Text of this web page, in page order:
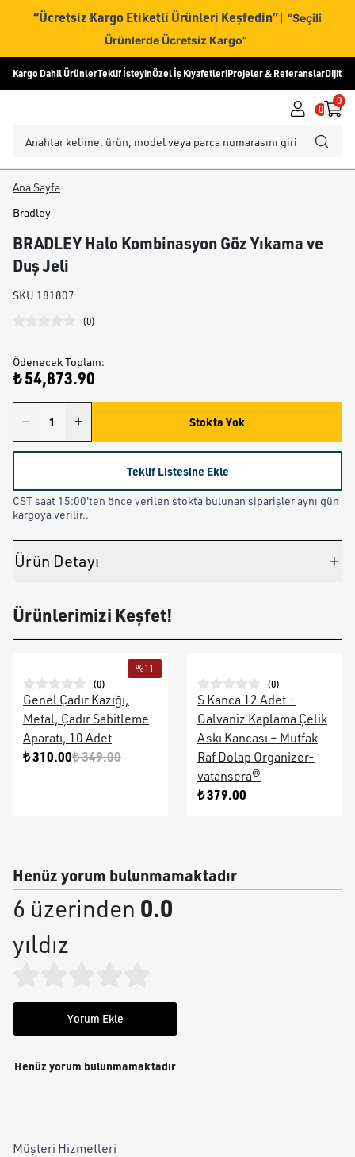
“Ücretsiz Kargo Etiketli Ürünleri Keşfedin” | “Seçili
Ürünlerde Ücretsiz Kargo”
Kargo Dahil ÜrünlerTeklif İsteyinÖzel İş KıyafetleriProjeler & ReferanslarDijital
0
0
Ana Sayfa
Bradley
BRADLEY Halo Kombinasyon Göz Yıkama ve
Duş Jeli
SKU 181807
(0)
Ödenecek Toplam:
₺ 54,873.90
Stokta Yok
Teklif Listesine Ekle
CST saat 15:00'ten önce verilen stokta bulunan siparişler aynı gün
kargoya verilir..
Ürün Detayı
Ürünlerimizi Keşfet!
%11
(0)
Genel Çadır Kazığı,
Metal, Çadır Sabitleme
Aparatı, 10 Adet
₺ 310.00₺ 349.00
(0)
S Kanca 12 Adet –
Galvaniz Kaplama Çelik
Askı Kancası – Mutfak
Raf Dolap Organizer-
vatansera®
₺ 379.00
Henüz yorum bulunmamaktadır
6 üzerinden 0.0
yıldız
Yorum Ekle
Henüz yorum bulunmamaktadır
Müşteri Hizmetleri